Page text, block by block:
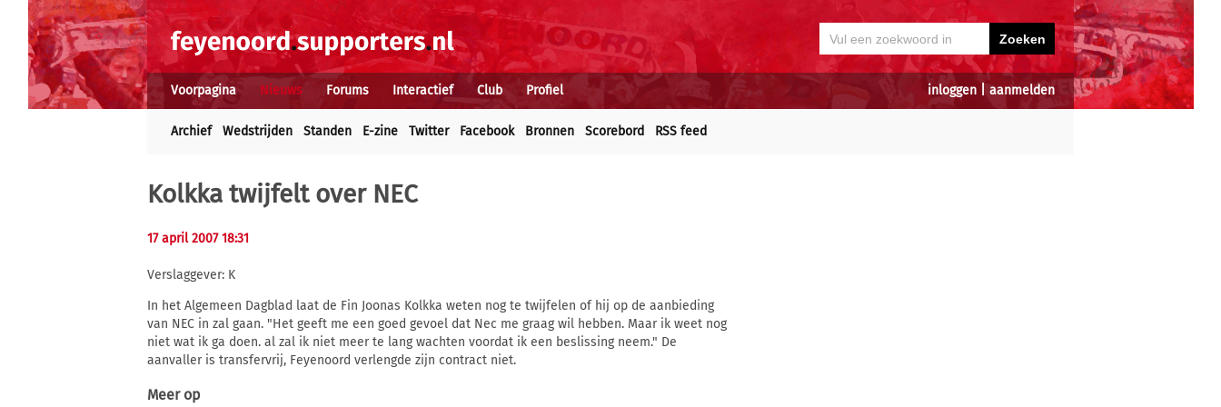
inloggen aanmelden
Voorpagina Nieuws Forums Interactief Club Profiel
Archief Wedstrijden Standen E-zine Twitter Facebook Bronnen Scorebord RSS feed
Kolkka twijfelt over NEC
17 april 2007 18:31
Verslaggever: K
In het Algemeen Dagblad laat de Fin Joonas Kolkka weten nog te twijfelen of hij op de aanbieding
van NEC in zal gaan. "Het geeft me een goed gevoel dat Nec me graag wil hebben. Maar ik weet nog
niet wat ik ga doen. al zal ik niet meer te lang wachten voordat ik een beslissing neem." De
aanvaller is transfervrij, Feyenoord verlengde zijn contract niet.
Meer op